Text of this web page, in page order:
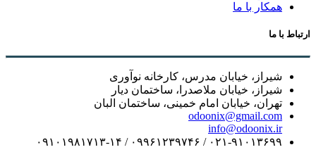
همکار با ما
ارتباط با ما
شیراز، خیابان مدرس، کارخانه نوآوری
شیراز، خیابان ملاصدرا، ساختمان دیار
تهران، خیابان امام خمینی، ساختمان البان
odoonix@gmail.com
info@odoonix.ir
۰۲۱-۹۱۰۱۳۶۹۹ / ۰۹۹۶۱۲۳۹۷۴۶ / ۰۹۱۰۱۹۸۱۷۱۳-۱۴